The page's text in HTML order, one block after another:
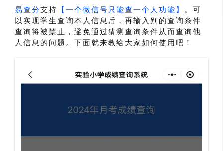
易查分支持 【 一个微信号只能查一个人功能】 。可
以实现学生查询本人信息后，再输入别的查询条件
查询将被禁止，避免通过猜测查询条件从而查询他
人信息的问题。 下面就来教给大家如何使用吧！